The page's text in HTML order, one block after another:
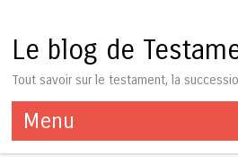
Le blog de
Tout savoir sur le testament, la
Menu
Aller au contenu